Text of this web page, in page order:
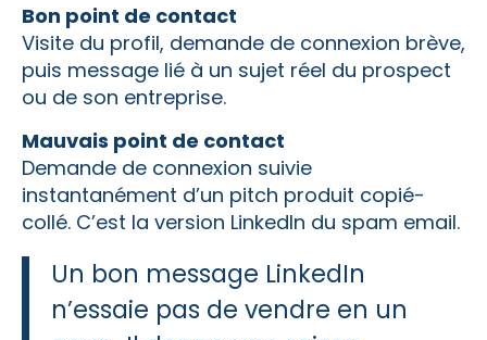
Bon point de contact
Visite du profil, demande de connexion brève,
puis message lié à un sujet réel du prospect
ou de son entreprise.
Mauvais point de contact
Demande de connexion suivie
instantanément d’un pitch produit copié-
collé. C’est la version LinkedIn du spam email.
Un bon message LinkedIn
n’essaie pas de vendre en un